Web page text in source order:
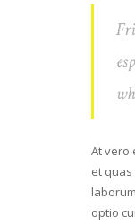
At vero
et
optio